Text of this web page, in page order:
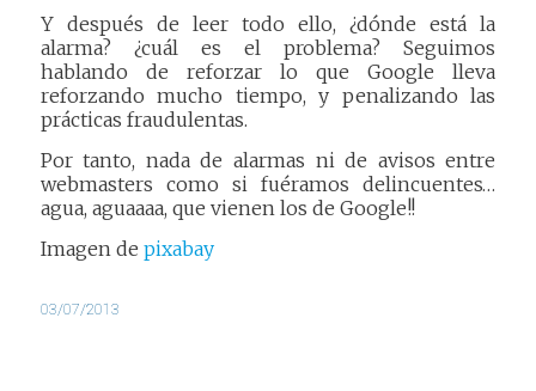
Y después de leer todo ello, ¿dónde está la
alarma? ¿cuál es el problema? Seguimos
hablando de reforzar lo que Google lleva
reforzando mucho tiempo, y penalizando las
prácticas fraudulentas.
Por tanto, nada de alarmas ni de avisos entre
webmasters como si fuéramos delincuentes…
agua, aguaaaa, que vienen los de Google!!
Imagen de pixabay
03/07/2013